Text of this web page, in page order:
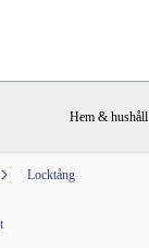
Hem & hushåll
Locktång